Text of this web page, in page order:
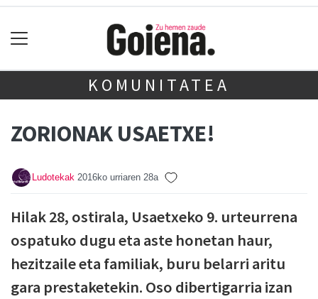
KOMUNITATEA
ZORIONAK USAETXE!
Ludotekak 2016ko urriaren 28a
Hilak 28, ostirala, Usaetxeko 9. urteurrena
ospatuko dugu eta aste honetan haur,
hezitzaile eta familiak, buru belarri aritu
gara prestaketekin. Oso dibertigarria izan